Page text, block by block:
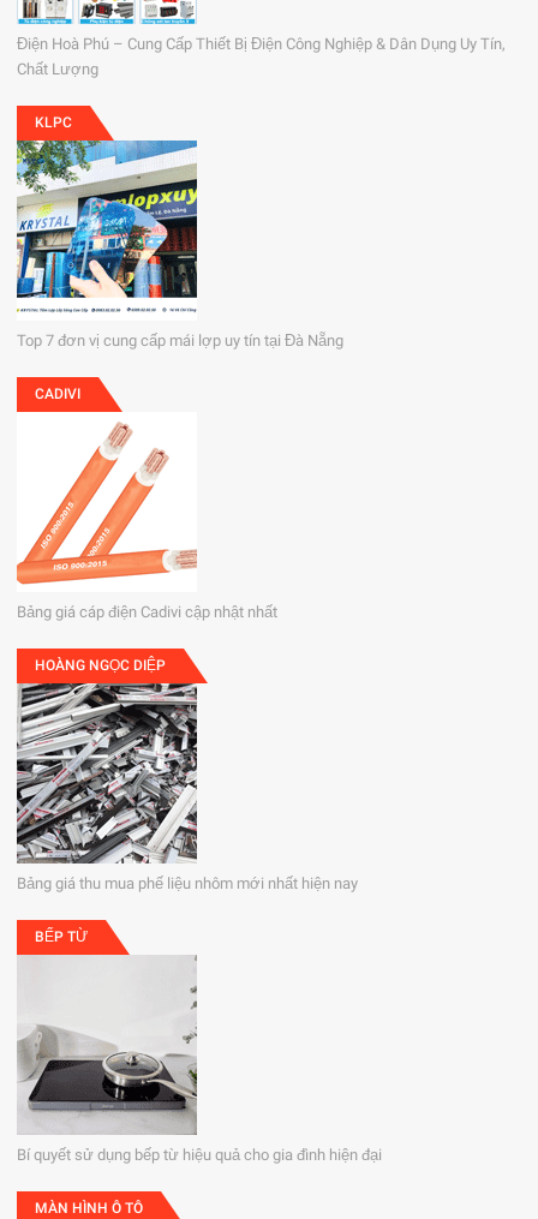
Điện Hoà Phú – Cung Cấp Thiết Bị Điện Công Nghiệp & Dân Dụng Uy Tín,
Chất Lượng
KLPC
Top 7 đơn vị cung cấp mái lợp uy tín tại Đà Nẵng
CADIVI
Bảng giá cáp điện Cadivi cập nhật nhất
HOÀNG NGỌC DIỆP
Bảng giá thu mua phế liệu nhôm mới nhất hiện nay
BẾP TỪ
Bí quyết sử dụng bếp từ hiệu quả cho gia đình hiện đại
MÀN HÌNH Ô TÔ